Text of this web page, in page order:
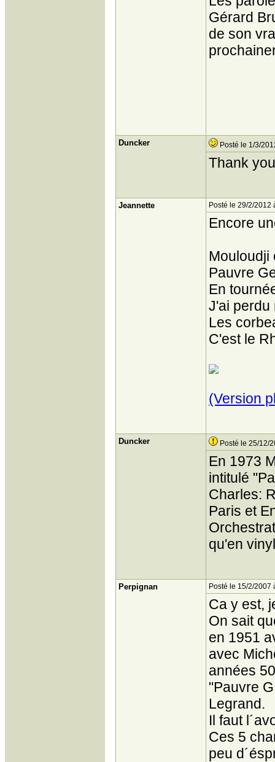
Gérard
de son
Duncker Posté le 1/3/
Thank
Jeannette Posté le 29/2/2012
Encore
Mouloudji
Pauvre
En
J'ai perdu
Les
C'est le
(Version
Duncker Posté le 25/12/
En 1973
intitulé
Charles:
Paris et
qu'en
Perpignan Posté le 15/2/2007
Ca y est,
On sait
en 1951
avec
années
"Pauvre
Legrand.
Il faut
Ces 5
peu